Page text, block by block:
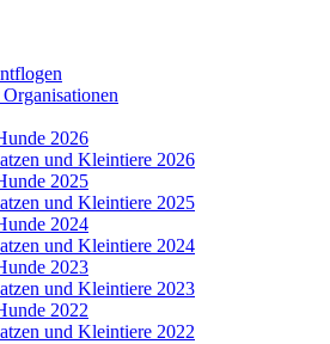
2026
und Kleintiere 2026
2025
und Kleintiere 2025
2024
und Kleintiere 2024
2023
und Kleintiere 2023
2022
und Kleintiere 2022